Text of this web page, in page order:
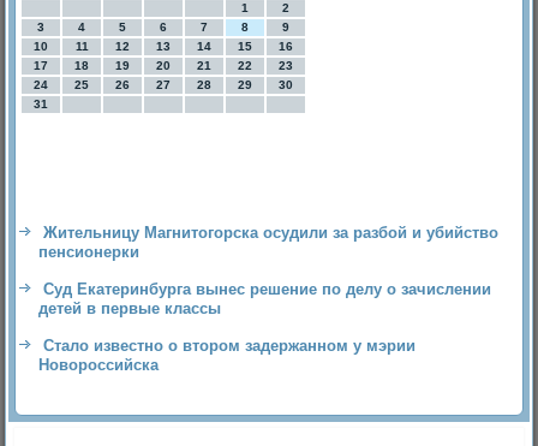
1
2
3
4 5 6 7 8
9
10
11 12 13 14 15
16
17
18 19 20 21 22
23
24
25 26 27 28 29
30
31
Жительницу Магнитогорска осудили за разбой и убийство
пенсионерки
Суд Екатеринбурга вынес решение по делу о зачислении
детей в первые классы
Стало известно о втором задержанном у мэрии
Новороссийска